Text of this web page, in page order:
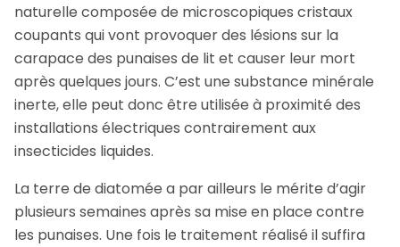
naturelle composée de microscopiques cristaux
coupants qui vont provoquer des lésions sur la
carapace des punaises de lit et causer leur mort
après quelques jours. C’est une substance minérale
inerte, elle peut donc être utilisée à proximité des
installations électriques contrairement aux
insecticides liquides.
La terre de diatomée a par ailleurs le mérite d’agir
plusieurs semaines après sa mise en place contre
les punaises. Une fois le traitement réalisé il suffira